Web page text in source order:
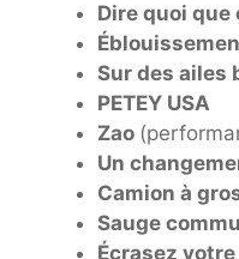
Dire quoi que
Sur des ailes
PETEY USA
Zao
Un
Camion à
Sauge
Écrasez votre